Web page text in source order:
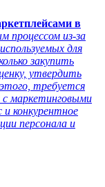
в
процессом из-за
для
закупить
утвердить
требуется
маркетинговыми
конкурентное
персонала и